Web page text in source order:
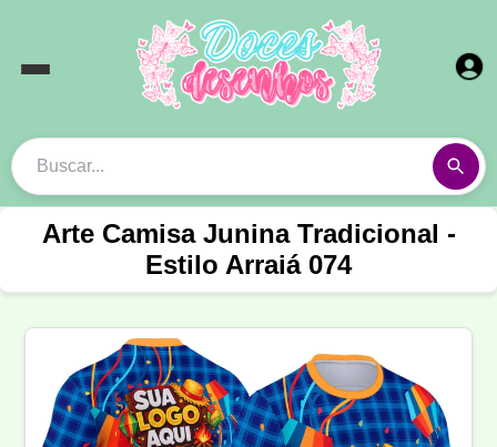
Arte Camisa Junina Tradicional -
Estilo Arraiá 074